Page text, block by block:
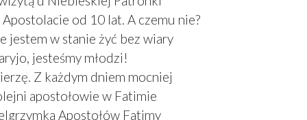
albo kaplice, w których Tabernakulum
bardziej skrzynkę na narzędzia? Albo
o ustawionym tuż przy nowej
wielkim krzyżu, na którym zamiast
umieszczono dziwaczną postać jakby
ze starożytnych hieroglifów? W
kontekście naszych czasów to raczej
od 10 lat. A czemu nie?
jestem w stanie żyć bez wiary
jesteśmy młodzi!
Z każdym dniem mocniej
apostołowie w Fatimie
Apostołów Fatimy